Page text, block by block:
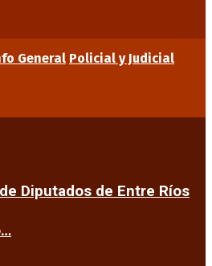
General Policial y Judicial
Diputados de Entre Ríos